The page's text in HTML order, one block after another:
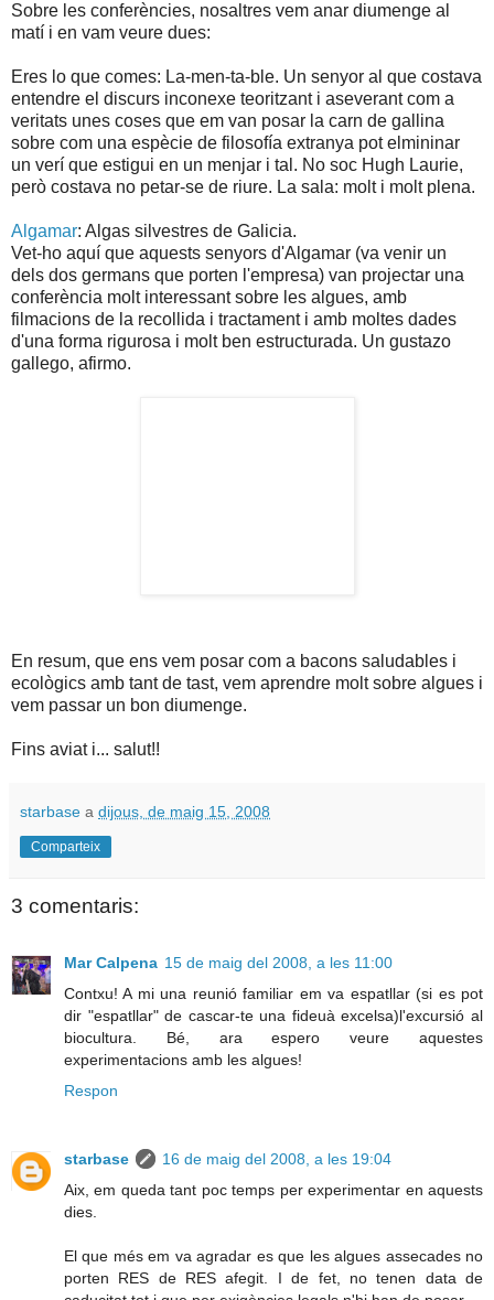
Sobre les conferències, nosaltres vem anar diumenge al
matí i en vam veure dues:
Eres lo que comes: La-men-ta-ble. Un senyor al que costava
entendre el discurs inconexe teoritzant i aseverant com a
veritats unes coses que em van posar la carn de gallina
sobre com una espècie de filosofía extranya pot elmininar
un verí que estigui en un menjar i tal. No soc Hugh Laurie,
però costava no petar-se de riure. La sala: molt i molt plena.
Algamar: Algas silvestres de Galicia.
Vet-ho aquí que aquests senyors d'Algamar (va venir un
dels dos germans que porten l'empresa) van projectar una
conferència molt interessant sobre les algues, amb
filmacions de la recollida i tractament i amb moltes dades
d'una forma rigurosa i molt ben estructurada. Un gustazo
gallego, afirmo.
En resum, que ens vem posar com a bacons saludables i
ecològics amb tant de tast, vem aprendre molt sobre algues i
vem passar un bon diumenge.
Fins aviat i... salut!!
starbase a dijous, de maig 15, 2008
Comparteix
3 comentaris:
Mar Calpena 15 de maig del 2008, a les 11:00
Contxu! A mi una reunió familiar em va espatllar (si es pot
dir "espatllar" de cascar-te una fideuà excelsa)l'excursió al
biocultura. Bé, ara espero veure aquestes
experimentacions amb les algues!
Respon
starbase
16 de maig del 2008, a les 19:04
Aix, em queda tant poc temps per experimentar en aquests
dies.
El que més em va agradar es que les algues assecades no
porten RES de RES afegit. I de fet, no tenen data de